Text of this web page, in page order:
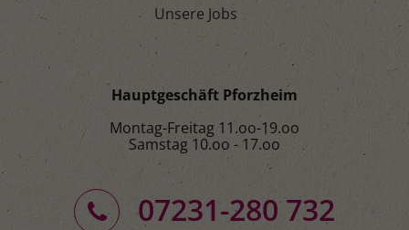
Unsere Jobs
Hauptgeschäft Pforzheim
Montag-Freitag 11.oo-19.oo
Samstag 10.oo - 17.oo
07231-280 732